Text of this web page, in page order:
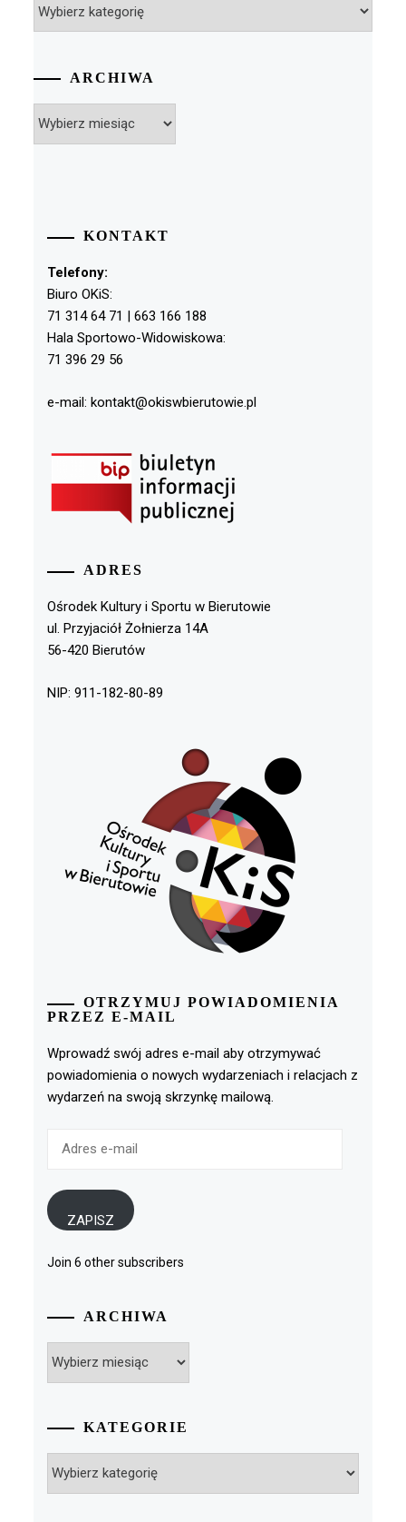
ARCHIWA
KONTAKT
Telefony:
Biuro OKiS:
71 314 64 71 | 663 166 188
Hala Sportowo-Widowiskowa:
71 396 29 56
e-mail: kontakt@okiswbierutowie.pl
ADRES
Ośrodek Kultury i Sportu w Bierutowie
ul. Przyjaciół Żołnierza 14A
56-420 Bierutów
NIP: 911-182-80-89
OTRZYMUJ POWIADOMIENIA
PRZEZ E-MAIL
Wprowadź swój adres e-mail aby otrzymywać
powiadomienia o nowych wydarzeniach i relacjach z
wydarzeń na swoją skrzynkę mailową.
ZAPISZ
Join 6 other subscribers
ARCHIWA
KATEGORIE